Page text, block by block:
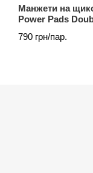
Манжети на
Power Pads
790 грн/пар.